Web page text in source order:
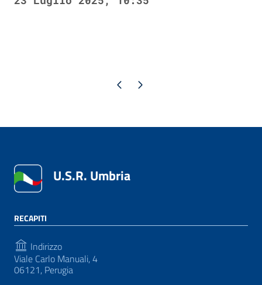
Pagina precedente
Pagina successiva
U.S.R. Umbria
RECAPITI
Indirizzo
Viale Carlo Manuali, 4
06121, Perugia